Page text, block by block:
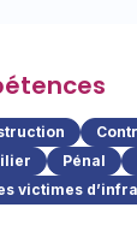
Pénal
victimes